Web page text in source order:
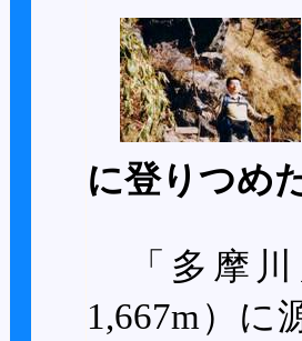
に登りつめ
「多摩川
1,667m ）に